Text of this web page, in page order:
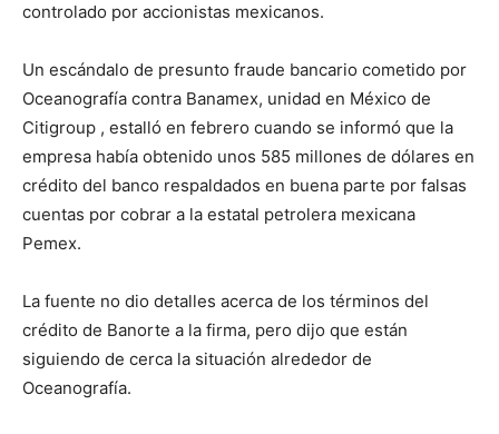
controlado por accionistas mexicanos.
Un escándalo de presunto fraude bancario cometido por
Oceanografía contra Banamex, unidad en México de
Citigroup , estalló en febrero cuando se informó que la
empresa había obtenido unos 585 millones de dólares en
crédito del banco respaldados en buena parte por falsas
cuentas por cobrar a la estatal petrolera mexicana
Pemex.
La fuente no dio detalles acerca de los términos del
crédito de Banorte a la firma, pero dijo que están
siguiendo de cerca la situación alrededor de
Oceanografía.